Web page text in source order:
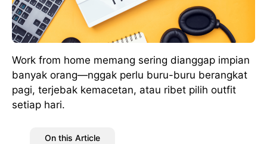
Work from home memang sering dianggap impian
banyak orang—nggak perlu buru-buru berangkat
pagi, terjebak kemacetan, atau ribet pilih outfit
setiap hari.
On this Article